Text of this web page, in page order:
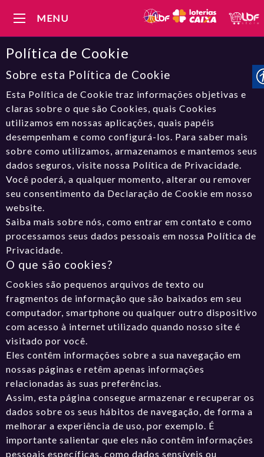
MENU
Política de Cookie
Sobre esta Política de Cookie
Esta Política de Cookie traz informações objetivas e
claras sobre o que são Cookies, quais Cookies
utilizamos em nossas aplicações, quais papéis
desempenham e como configurá-los. Para saber mais
sobre como utilizamos, armazenamos e mantemos seus
dados seguros, visite nossa Política de Privacidade.
Você poderá, a qualquer momento, alterar ou remover
seu consentimento da Declaração de Cookie em nosso
website.
Saiba mais sobre nós, como entrar em contato e como
processamos seus dados pessoais em nossa Política de
Privacidade.
O que são cookies?
Cookies são pequenos arquivos de texto ou
fragmentos de informação que são baixados em seu
computador, smartphone ou qualquer outro dispositivo
com acesso à internet utilizado quando nosso site é
visitado por você.
Eles contêm informações sobre a sua navegação em
nossas páginas e retêm apenas informações
relacionadas às suas preferências.
Assim, esta página consegue armazenar e recuperar os
dados sobre os seus hábitos de navegação, de forma a
melhorar a experiência de uso, por exemplo. É
importante salientar que eles não contêm informações
pessoais específicas, como dados sensíveis ou